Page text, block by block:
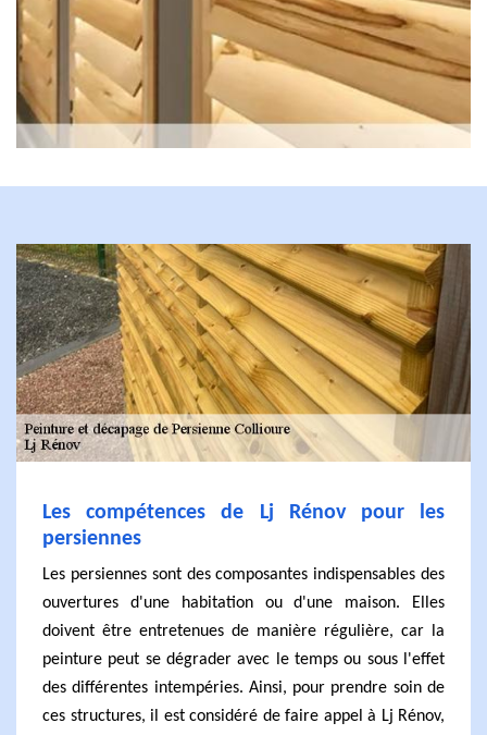
Les compétences de Lj Rénov pour les
persiennes
Les persiennes sont des composantes indispensables des
ouvertures d'une habitation ou d'une maison. Elles
doivent être entretenues de manière régulière, car la
peinture peut se dégrader avec le temps ou sous l'effet
des différentes intempéries. Ainsi, pour prendre soin de
ces structures, il est considéré de faire appel à Lj Rénov,